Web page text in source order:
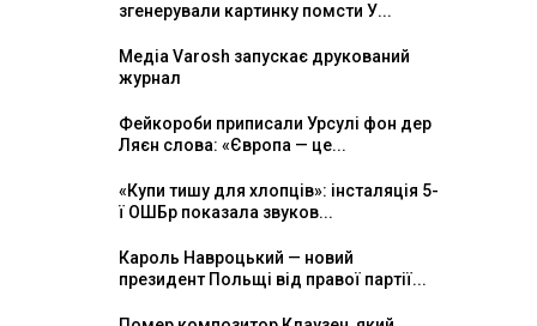
згенерували картинку помсти У...
Медіа Varosh запускає друкований
журнал
Фейкороби приписали Урсулі фон дер
Ляєн слова: «Європа — це...
«Купи тишу для хлопців»: інсталяція 5-
ї ОШБр показала звуков...
Кароль Навроцький — новий
президент Польщі від правої партії...